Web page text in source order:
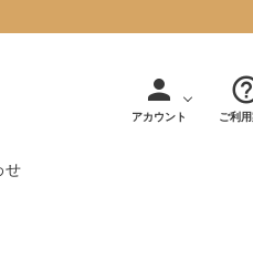
person
アカウント ご利
せ